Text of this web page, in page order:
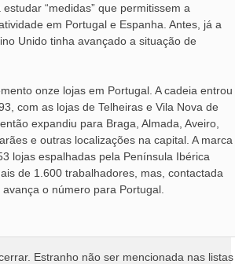
“medidas” que permitissem a
em Portugal e Espanha. Antes, já a
Unido tinha avançado a situação de
onze lojas em Portugal. A cadeia entrou
com as lojas de Telheiras e Vila Nova de
expandiu para Braga, Almada, Aveiro,
e outras localizações na capital. A marca
lojas espalhadas pela Península Ibérica
de 1.600 trabalhadores, mas, contactada
o número para Portugal.
Estranho não ser mencionada nas listas